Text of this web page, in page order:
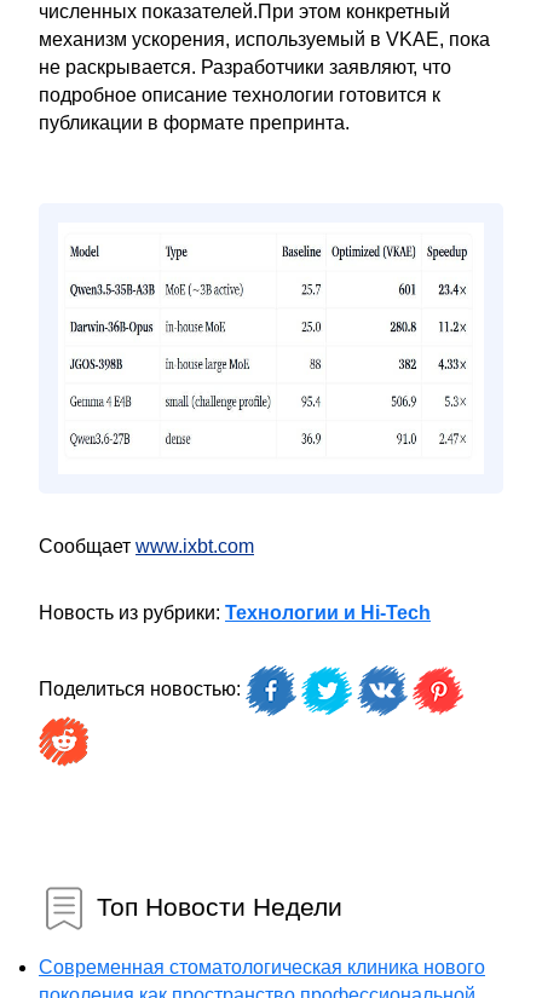
численных показателей.При этом конкретный
механизм ускорения, используемый в VKAE, пока
не раскрывается. Разработчики заявляют, что
подробное описание технологии готовится к
публикации в формате препринта.
Сообщает www.ixbt.com
Новость из рубрики: Технологии и Hi-Tech
Поделиться новостью:
Топ Новости Недели
Современная стоматологическая клиника нового